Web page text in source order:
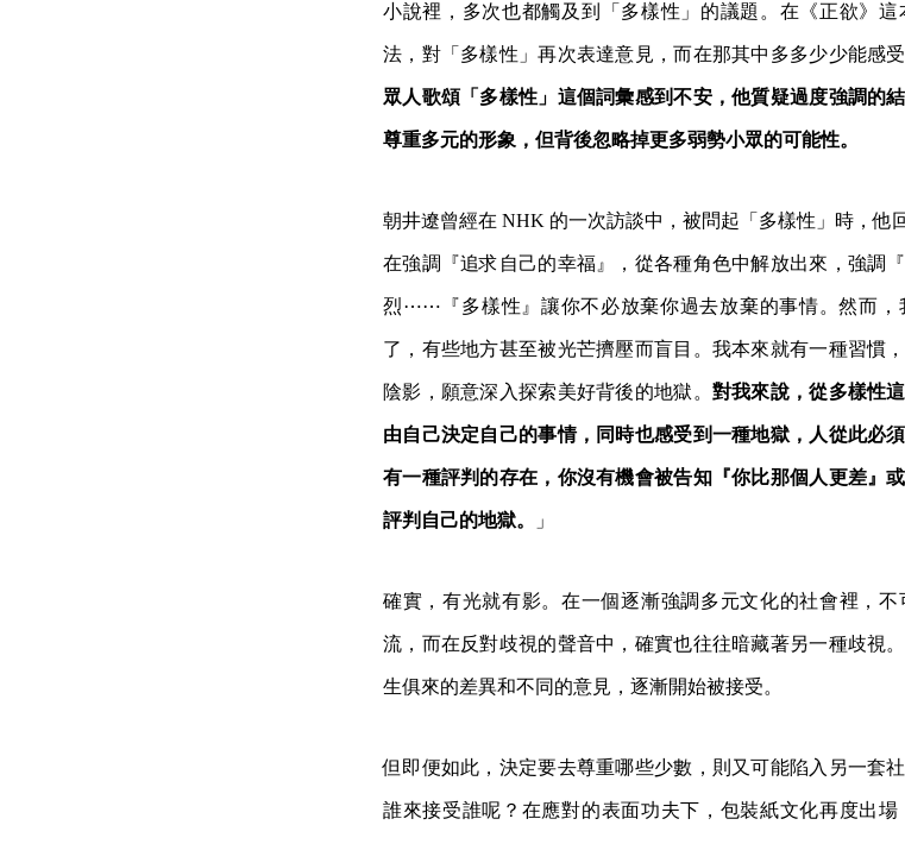
小說裡，多次也都觸及到「多樣性」的議題。在《正欲》
法，對「多樣性」再次表達意見，而在那其中多多少少能感受
眾人歌頌「多樣性」這個詞彙感到不安，他質疑過度強調的
尊重多元的形象，但背後忽略掉更多弱勢小眾的可能性。
朝井遼曾經在 NHK 的一次訪談中，被問起「多樣性」時，他
在強調『追求自己的幸福』，從各種角色中解放出來，強調
烈⋯⋯『多樣性』讓你不必放棄你過去放棄的事情。然而，
了，有些地方甚至被光芒擠壓而盲目。我本來就有一種習慣
陰影，願意深入探索美好背後的地獄。 對我來說，從多樣性
由自己決定自己的事情，同時也感受到一種地獄，人從此必
有一種評判的存在，你沒有機會被告知『你比那個人更差』
評判自己的地獄。 」
確實，有光就有影。在一個逐漸強調多元文化的社會裡，
流，而在反對歧視的聲音中，確實也往往暗藏著另一種歧視
生俱來的差異和不同的意見，逐漸開始被接受。
但即便如此，決定要去尊重哪些少數，則又可能陷入另一套
誰來接受誰呢？在應對的表面功夫下，包裝紙文化再度出